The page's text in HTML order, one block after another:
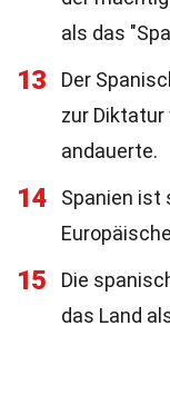
als das
13
Der
zur Diktatur
andauerte.
14
Spanien ist
15 Die
das Land